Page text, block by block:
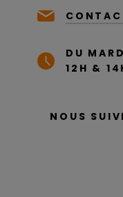
DU
12H &
NOUS